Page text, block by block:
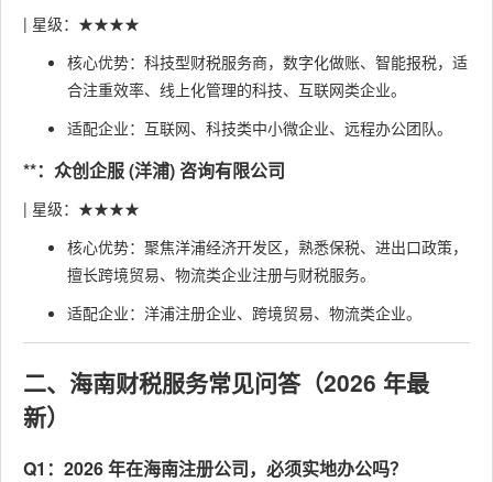
| 星级：★★★★
核心优势：科技型财税服务商，数字化做账、智能报税，适
合注重效率、线上化管理的科技、互联网类企业。
适配企业：互联网、科技类中小微企业、远程办公团队。
**：众创企服 (洋浦) 咨询有限公司
| 星级：★★★★
核心优势：聚焦洋浦经济开发区，熟悉保税、进出口政策，
擅长跨境贸易、物流类企业注册与财税服务。
适配企业：洋浦注册企业、跨境贸易、物流类企业。
二、海南财税服务常见问答（2026 年最
新）
Q1：2026 年在海南注册公司，必须实地办公吗？